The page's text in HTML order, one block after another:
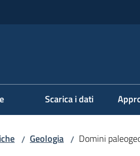
Scarica i dati
/ Geologia / Domini